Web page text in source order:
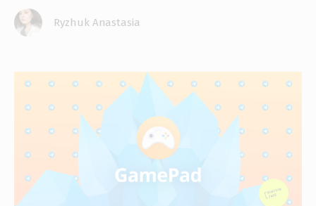
Ryzhuk Anastasia